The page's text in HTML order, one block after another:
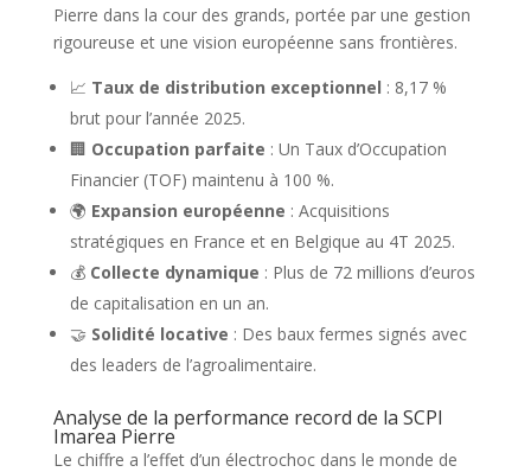
Pierre dans la cour des grands, portée par une gestion
rigoureuse et une vision européenne sans frontières.
📈 Taux de distribution exceptionnel : 8,17 %
brut pour l’année 2025.
🏢 Occupation parfaite : Un Taux d’Occupation
Financier (TOF) maintenu à 100 %.
🌍 Expansion européenne : Acquisitions
stratégiques en France et en Belgique au 4T 2025.
💰 Collecte dynamique : Plus de 72 millions d’euros
de capitalisation en un an.
🤝 Solidité locative : Des baux fermes signés avec
des leaders de l’agroalimentaire.
Analyse de la performance record de la SCPI
Imarea Pierre
Le chiffre a l’effet d’un électrochoc dans le monde de